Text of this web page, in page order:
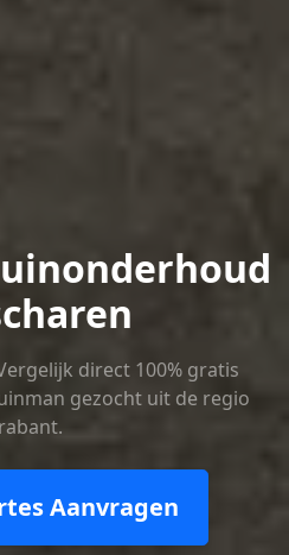
direct 100% gratis
gezocht uit de regio
Aanvragen